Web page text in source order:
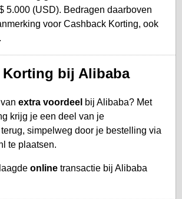
5.000 (USD). Bedragen daarboven
voor Cashback Korting, ook
Korting bij Alibaba
extra voordeel bij Alibaba? Met
krijg je een deel van je
simpelweg door je bestelling via
te plaatsen.
online transactie bij Alibaba